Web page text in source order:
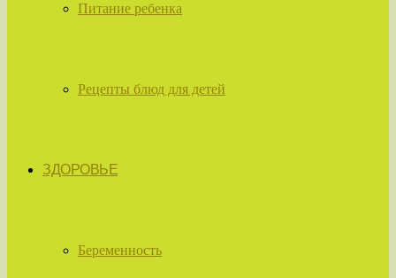
Питание ребенка
Рецепты блюд для детей
ЗДОРОВЬЕ
Беременность